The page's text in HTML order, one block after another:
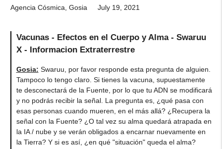
Agencia Cósmica, Gosia July 19, 2021
Vacunas - Efectos en el Cuerpo y Alma - Swaruu
X - Informacion Extraterrestre
Gosia: Swaruu, por favor responde esta pregunta de alguien.
Tampoco lo tengo claro. Si tienes la vacuna, supuestamente
te desconectará de la Fuente, por lo que tu ADN se modificará
y no podrás recibir la señal. La pregunta es, ¿qué pasa con
esas personas cuando mueren, en el más allá? ¿Recupera la
señal con la Fuente? ¿O tal vez su alma quedará atrapada en
la IA / nube y se verán obligados a encarnar nuevamente en
la Tierra? Y si es así, ¿en qué "situación" queda el alma?